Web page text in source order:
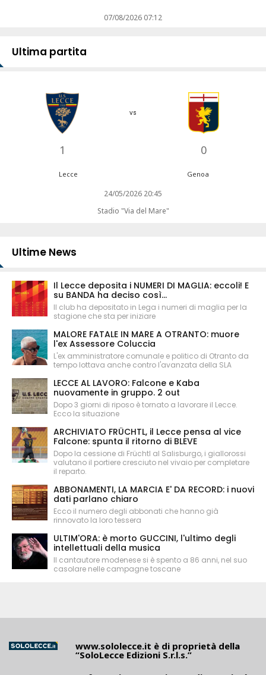
07/08/2026 07:12
Ultima partita
1
vs
0
Lecce Genoa
24/05/2026 20:45
Stadio "Via del Mare"
Ultime News
Il Lecce deposita i NUMERI DI MAGLIA: eccoli! E
su BANDA ha deciso così...
Il club ha depositato in Lega i numeri di maglia per la
stagione che sta per iniziare
MALORE FATALE IN MARE A OTRANTO: muore
l'ex Assessore Coluccia
L'ex amministratore comunale e politico di Otranto da
tempo lottava anche contro l'avanzata della SLA
LECCE AL LAVORO: Falcone e Kaba
nuovamente in gruppo. 2 out
Dopo 3 giorni di riposo è tornato a lavorare il Lecce.
Ecco la situazione
ARCHIVIATO FRÜCHTL, il Lecce pensa al vice
Falcone: spunta il ritorno di BLEVE
Dopo la cessione di Früchtl al Salisburgo, i giallorossi
valutano il portiere cresciuto nel vivaio per completare
il reparto.
ABBONAMENTI, LA MARCIA E' DA RECORD: i nuovi
dati parlano chiaro
Ecco il numero degli abbonati che hanno già
rinnovato la loro tessera
ULTIM'ORA: è morto GUCCINI, l'ultimo degli
intellettuali della musica
Il cantautore modenese si è spento a 86 anni, nel suo
casolare nelle campagne toscane
www.sololecce.it è di proprietà della
“SoloLecce Edizioni S.r.l.s.”